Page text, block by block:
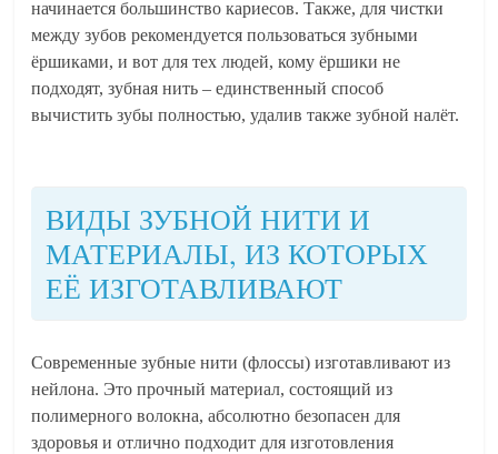
начинается большинство кариесов. Также, для чистки
между зубов рекомендуется пользоваться зубными
ёршиками, и вот для тех людей, кому ёршики не
подходят, зубная нить – единственный способ
вычистить зубы полностью, удалив также зубной налёт.
ВИДЫ ЗУБНОЙ НИТИ И
МАТЕРИАЛЫ, ИЗ КОТОРЫХ
ЕЁ ИЗГОТАВЛИВАЮТ
Современные зубные нити (флоссы) изготавливают из
нейлона. Это прочный материал, состоящий из
полимерного волокна, абсолютно безопасен для
здоровья и отлично подходит для изготовления